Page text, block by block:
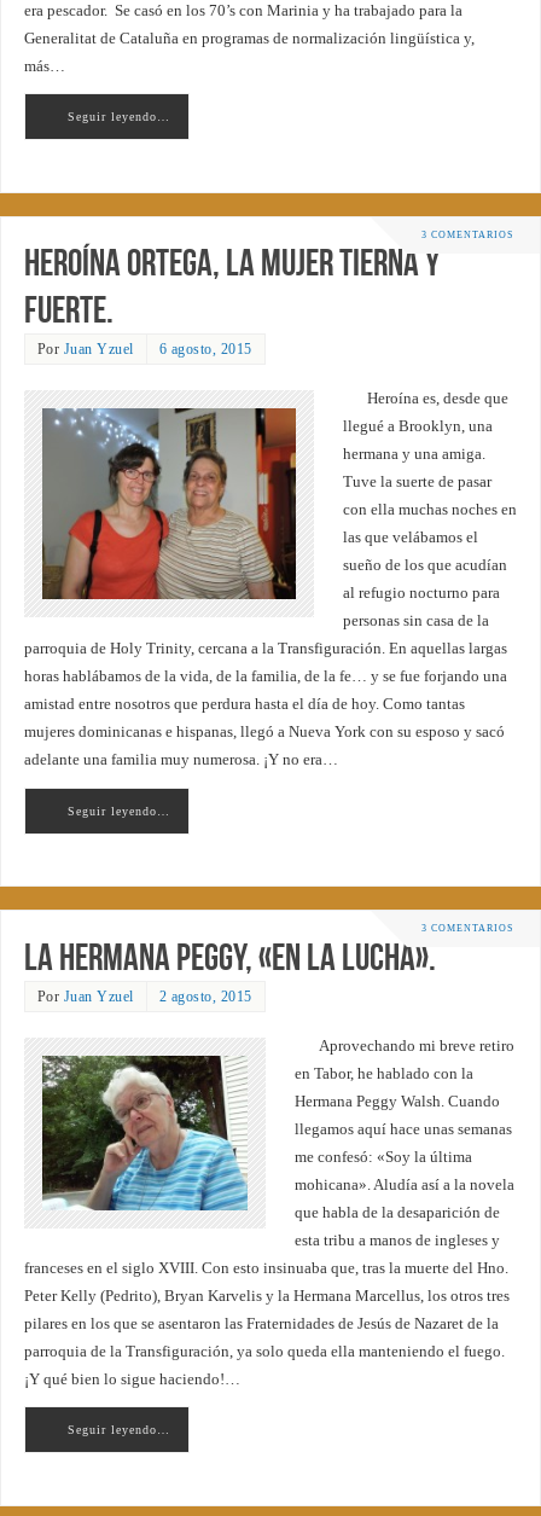
era pescador. Se casó en los 70’s con Marinia y ha trabajado para la
Generalitat de Cataluña en programas de normalización lingüística y,
más…
Seguir leyendo…
3 COMENTARIOS
Heroína Ortega, la mujer tierna y
fuerte.
Por Juan Yzuel 6 agosto, 2015
Heroína es, desde que
llegué a Brooklyn, una
hermana y una amiga.
Tuve la suerte de pasar
con ella muchas noches en
las que velábamos el
sueño de los que acudían
al refugio nocturno para
personas sin casa de la
parroquia de Holy Trinity, cercana a la Transfiguración. En aquellas largas
horas hablábamos de la vida, de la familia, de la fe… y se fue forjando una
amistad entre nosotros que perdura hasta el día de hoy. Como tantas
mujeres dominicanas e hispanas, llegó a Nueva York con su esposo y sacó
adelante una familia muy numerosa. ¡Y no era…
Seguir leyendo…
3 COMENTARIOS
La hermana Peggy, «en la lucha».
Por Juan Yzuel 2 agosto, 2015
Aprovechando mi breve retiro
en Tabor, he hablado con la
Hermana Peggy Walsh. Cuando
llegamos aquí hace unas semanas
me confesó: «Soy la última
mohicana». Aludía así a la novela
que habla de la desaparición de
esta tribu a manos de ingleses y
franceses en el siglo XVIII. Con esto insinuaba que, tras la muerte del Hno.
Peter Kelly (Pedrito), Bryan Karvelis y la Hermana Marcellus, los otros tres
pilares en los que se asentaron las Fraternidades de Jesús de Nazaret de la
parroquia de la Transfiguración, ya solo queda ella manteniendo el fuego.
¡Y qué bien lo sigue haciendo!…
Seguir leyendo…